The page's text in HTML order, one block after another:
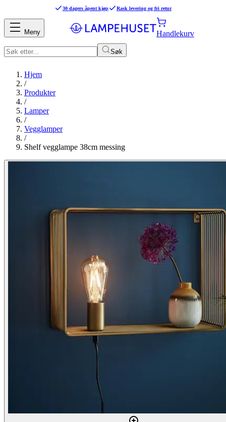
30 dagers åpent kjøp Rask levering og fri retur
Søk
Handlekurv
Meny
Hjem
/
Produkter
/
Lamper
/
Vegglamper
/
Shelf vegglampe 38cm messing